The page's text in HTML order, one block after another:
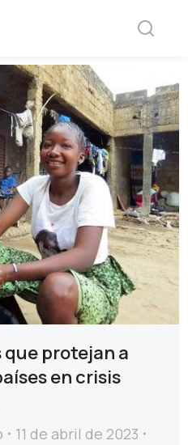
que protejan a
en crisis
11 de abril de 2023